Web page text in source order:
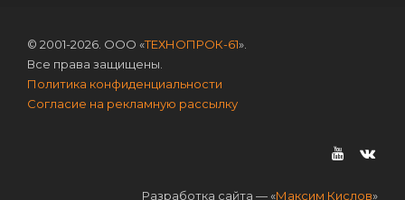
© 2001-2026. ООО «ТЕХНОПРОК-61».
Все права защищены.
Политика конфиденциальности
Согласие на рекламную рассылку
Разработка сайта — «Максим Кислов»